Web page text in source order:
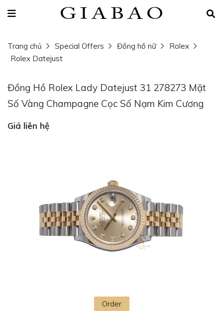
Trang chủ Special Offers Đồng hồ nữ
Rolex
Rolex Datejust
Đồng Hồ Rolex Lady Datejust 31 278273 Mặt
Số Vàng Champagne Cọc Số Nạm Kim Cương
Giá liên hệ
Order